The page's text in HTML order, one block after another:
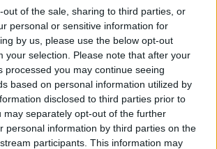
out of the sale, sharing to third parties, or
personal or sensitive information for
by us, please use the below opt-out
your selection. Please note that after your
processed you may continue seeing
based on personal information utilized by
disclosed to third parties prior to
may separately opt-out of the further
personal information by third parties on the
participants. This information may
leggere